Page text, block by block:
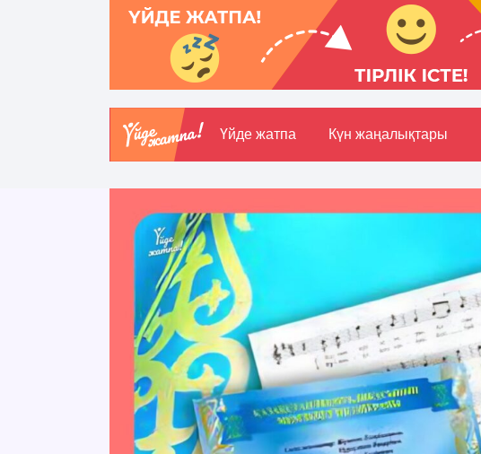
Үйде жатпа Күн жаңалықтары